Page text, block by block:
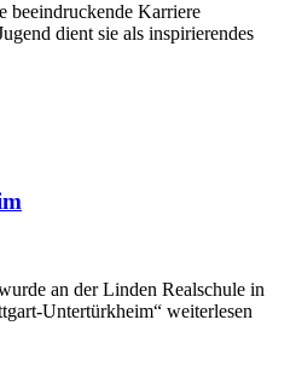
beeindruckende Karriere
dient sie als inspirierendes
an der Linden Realschule in
Untertürkheim“ weiterlesen